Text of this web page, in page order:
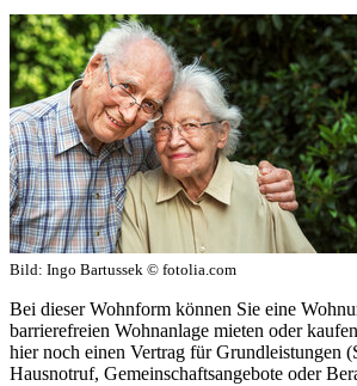
Bild: Ingo Bartussek © fotolia.com
Bei dieser Wohnform können Sie eine
barrierefreien Wohnanlage mieten oder
hier noch einen Vertrag für Grundleistungen
Hausnotruf, Gemeinschaftsangebote oder